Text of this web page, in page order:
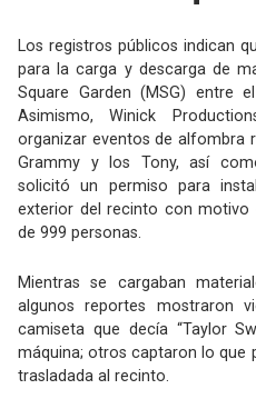
Los registros públicos indican
para la carga y descarga de
Square Garden (MSG)
Asimismo, Winick
organizar eventos de alfombra
Grammy y los Tony, así
solicitó un permiso para
exterior del recinto con motivo
de 999 personas.
Mientras se cargaban
algunos reportes mostraron
camiseta que decía “Taylor
máquina; otros captaron lo que
trasladada al recinto.